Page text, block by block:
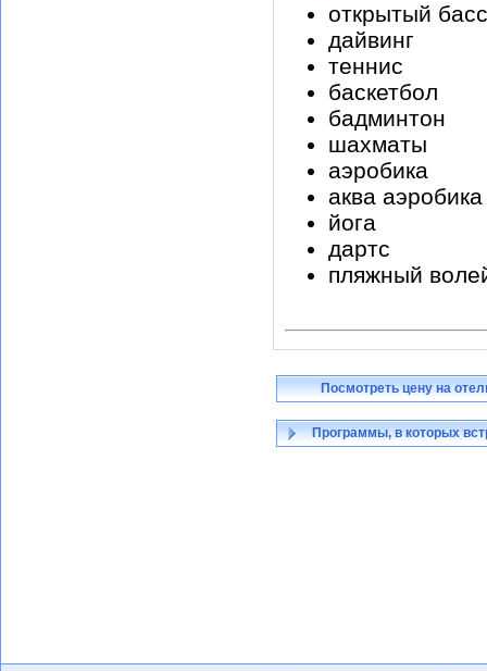
открытый
дайвинг
теннис
баскетбол
бадминтон
шахматы
аэробика
аква аэробика
йога
дартс
пляжный
Посмотреть цену на
Программы, в которых